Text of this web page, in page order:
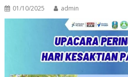
01/10/2025 admin